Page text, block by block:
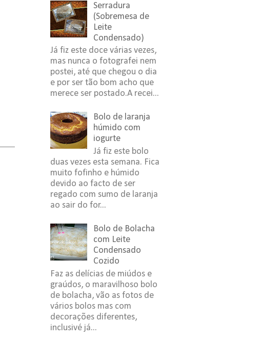
Serradura
(Sobremesa de
Leite
Condensado)
Já fiz este doce várias vezes,
mas nunca o fotografei nem
postei, até que chegou o dia
e por ser tão bom acho que
merece ser postado.A recei...
Bolo de laranja
húmido com
iogurte
Já fiz este bolo
duas vezes esta semana. Fica
muito fofinho e húmido
devido ao facto de ser
regado com sumo de laranja
ao sair do for...
Bolo de Bolacha
com Leite
Condensado
Cozido
Faz as delícias de miúdos e
graúdos, o maravilhoso bolo
de bolacha, vão as fotos de
vários bolos mas com
decorações diferentes,
inclusivé já...